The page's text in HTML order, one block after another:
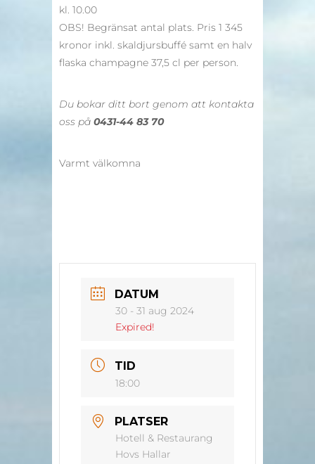
kl. 10.00
OBS! Begränsat antal plats. Pris 1 345
kronor inkl. skaldjursbuffé samt en halv
flaska champagne 37,5 cl per person.
Du bokar ditt bort genom att kontakta
oss på 0431-44 83 70
Varmt välkomna
DATUM
30 - 31 aug 2024
Expired!
TID
18:00
PLATSER
Hotell & Restaurang
Hovs Hallar